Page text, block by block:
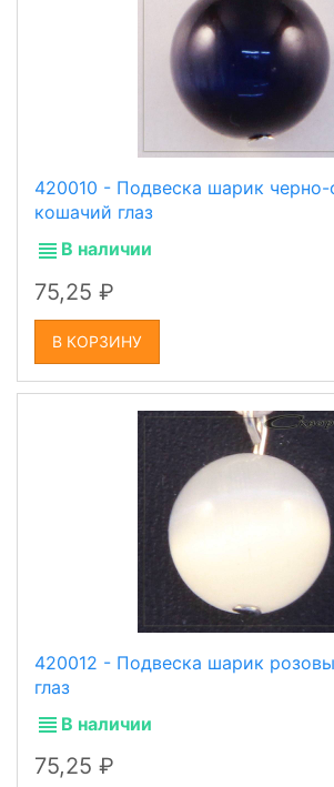
420010 - Подвеска шарик черно-
кошачий глаз
В наличии
75,25
В КОРЗИНУ
420012 - Подвеска шарик
глаз
В наличии
75,25